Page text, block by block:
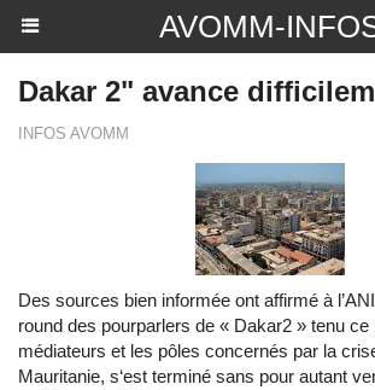
AVOMM-
Dakar 2" avance
INFOS AVOMM
Des sources bien informée ont affirmé à
round des pourparlers de « Dakar2 » tenu ce
médiateurs et les pôles concernés par la
Mauritanie, s‘est terminé sans pour autant